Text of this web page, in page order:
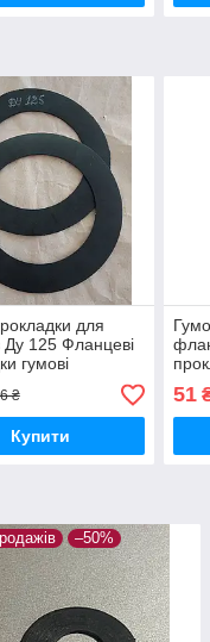
для
Ду 125 Фланцеві
гумові
гумові
₴
Купити
51
–50%